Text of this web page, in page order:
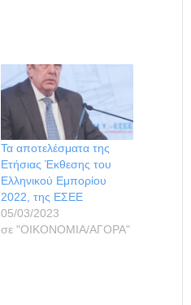
Τα αποτελέσματα της
Ετήσιας Έκθεσης του
Ελληνικού Εμπορίου
2022, της ΕΣΕΕ
05/03/2023
σε "ΟΙΚΟΝΟΜΙΑ/ΑΓΟΡΑ"